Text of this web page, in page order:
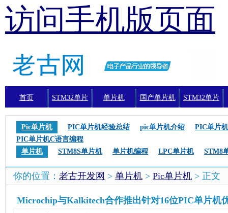
访问手机版页面
首页 STM32单片 单片机 国产单片机 STM32单片
Pic单片机
PIC单片机经验总结 pic单片机介绍
PIC单片
PIC单片机C语言编程
单片机
STM8S单片机 单片机编程 LPC单片机 STM8
你的位置： 老古开发网 > 单片机 > Pic单片机 > 正文
Microchip与Kalkitech合作推出针对16位PIC单片机